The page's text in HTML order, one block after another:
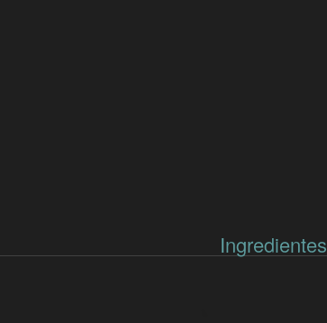
Ingredientes